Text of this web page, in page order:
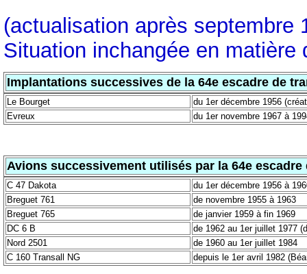
(actualisation après septembre
Situation inchangée en matière
Implantations successives de la 64e escadre de
Le Bourget
du 1er décembre 1956
Evreux
du 1er novembre 1967 à
Avions successivement utilisés par la 64e
C 47 Dakota
du 1er décembre 1956 à
Breguet 761
de novembre 1955 à 1963
Breguet 765
de janvier 1959 à fin 1969
DC 6 B
de 1962 au 1er juillet 1977
Nord 2501
de 1960 au 1er juillet 1984
C 160 Transall NG
depuis le 1er avril 1982